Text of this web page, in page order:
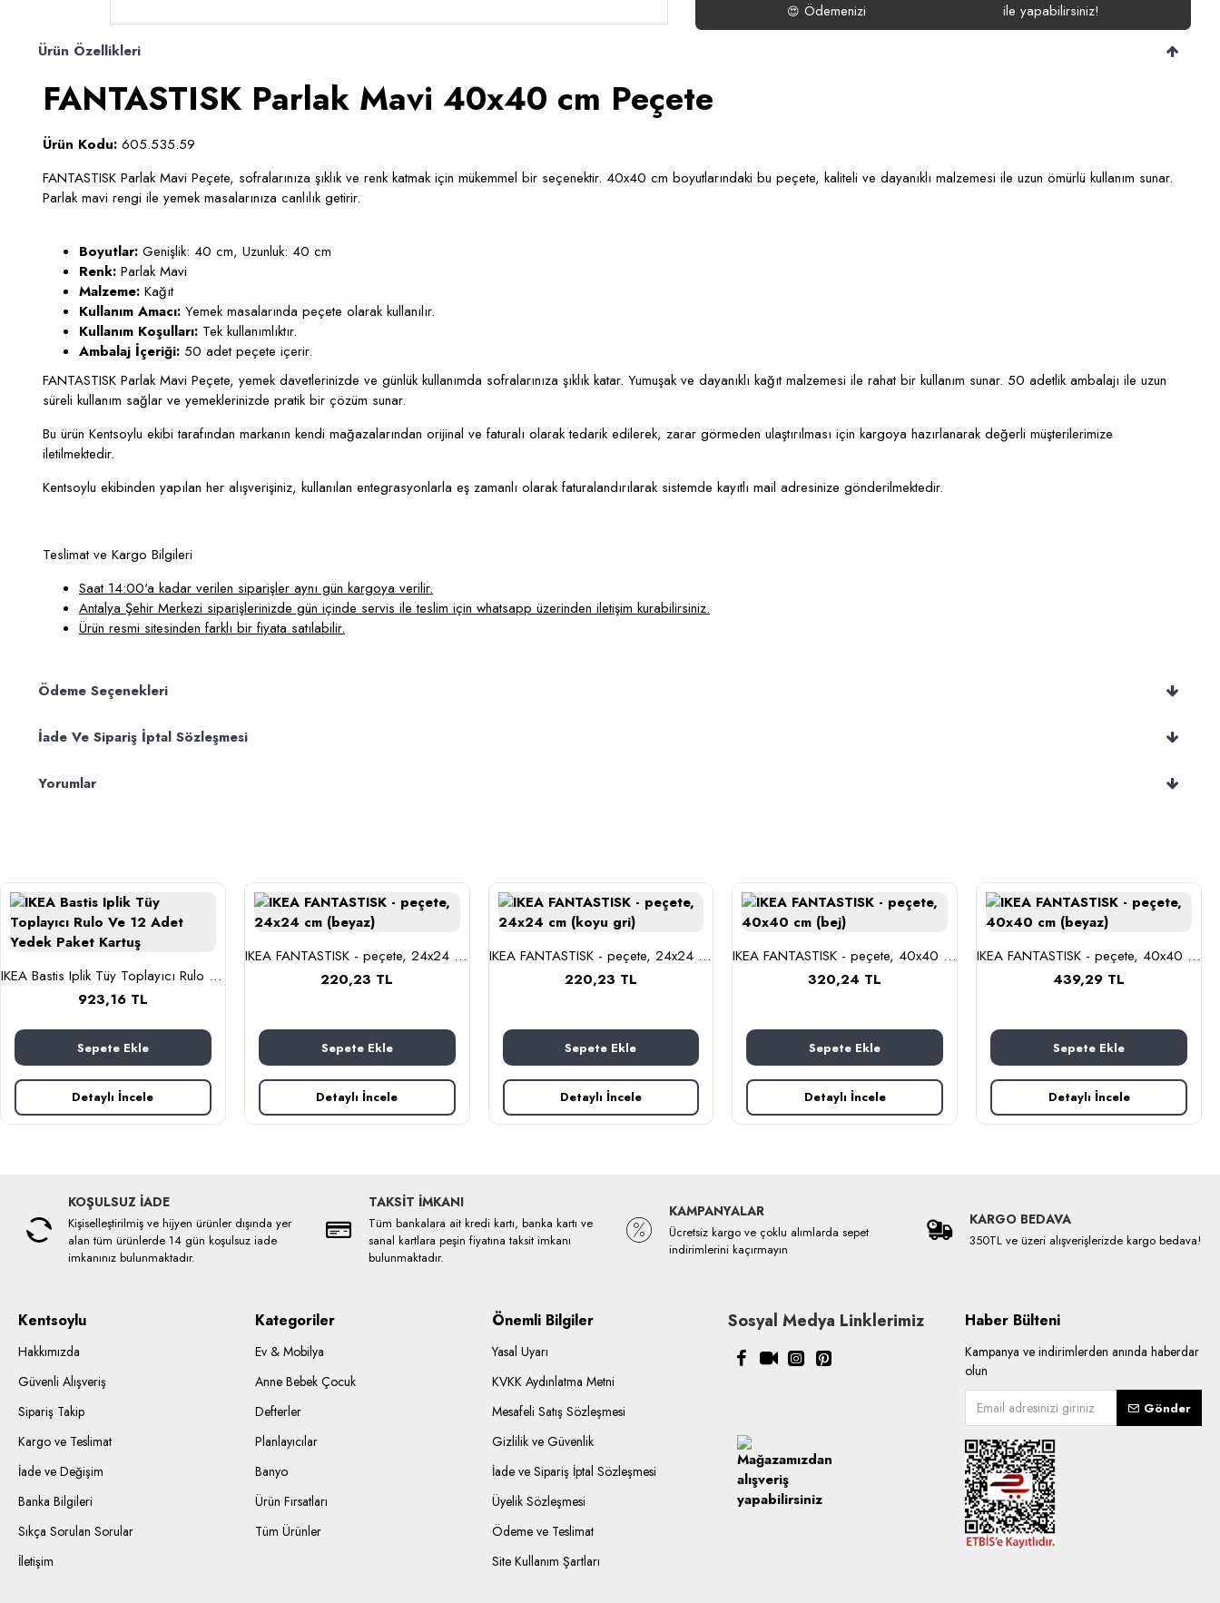
😍 Ödemenizi
ile yapabilirsiniz!
Ürün Özellikleri
FANTASTISK Parlak Mavi 40x40 cm Peçete
Ürün Kodu: 605.535.59
FANTASTISK Parlak Mavi Peçete, sofralarınıza şıklık ve renk katmak için mükemmel bir seçenektir. 40x40 cm boyutlarındaki bu peçete, kaliteli ve dayanıklı malzemesi ile uzun ömürlü kullanım sunar.
Parlak mavi rengi ile yemek masalarınıza canlılık getirir.
Boyutlar: Genişlik: 40 cm, Uzunluk: 40 cm
Renk: Parlak Mavi
Malzeme: Kağıt
Kullanım Amacı: Yemek masalarında peçete olarak kullanılır.
Kullanım Koşulları: Tek kullanımlıktır.
Ambalaj İçeriği: 50 adet peçete içerir.
FANTASTISK Parlak Mavi Peçete, yemek davetlerinizde ve günlük kullanımda sofralarınıza şıklık katar. Yumuşak ve dayanıklı kağıt malzemesi ile rahat bir kullanım sunar. 50 adetlik ambalajı ile uzun
süreli kullanım sağlar ve yemeklerinizde pratik bir çözüm sunar.
Bu ürün Kentsoylu ekibi tarafından markanın kendi mağazalarından orijinal ve faturalı olarak tedarik edilerek, zarar görmeden ulaştırılması için kargoya hazırlanarak değerli müşterilerimize
iletilmektedir.
Kentsoylu ekibinden yapılan her alışverişiniz, kullanılan entegrasyonlarla eş zamanlı olarak faturalandırılarak sistemde kayıtlı mail adresinize gönderilmektedir.
Teslimat ve Kargo Bilgileri
Saat 14:00'a kadar verilen siparişler aynı gün kargoya verilir.
Antalya Şehir Merkezi siparişlerinizde gün içinde servis ile teslim için whatsapp üzerinden iletişim kurabilirsiniz.
Ürün resmi sitesinden farklı bir fiyata satılabilir.
Ödeme Seçenekleri
İade Ve Sipariş İptal Sözleşmesi
Yorumlar
IKEA Bastis Iplik Tüy Toplayıcı Rulo Ve 12 Adet Yedek Paket Kartuş
923,16 TL
Sepete Ekle
Detaylı İncele
IKEA FANTASTISK - peçete, 24x24 cm (beyaz)
220,23 TL
Sepete Ekle
Detaylı İncele
IKEA FANTASTISK - peçete, 24x24 cm (koyu gri)
220,23 TL
Sepete Ekle
Detaylı İncele
IKEA FANTASTISK - peçete, 40x40 cm (bej)
320,24 TL
Sepete Ekle
Detaylı İncele
IKEA FANTASTISK - peçete, 40x40 cm (beyaz)
439,29 TL
Sepete Ekle
Detaylı İncele
KOŞULSUZ İADE
Kişiselleştirilmiş ve hijyen ürünler dışında yer
alan tüm ürünlerde 14 gün koşulsuz iade
imkanınız bulunmaktadır.
TAKSİT İMKANI
Tüm bankalara ait kredi kartı, banka kartı ve
sanal kartlara peşin fiyatına taksit imkanı
bulunmaktadır.
KAMPANYALAR
Ücretsiz kargo ve çoklu alımlarda sepet
indirimlerini kaçırmayın
KARGO BEDAVA
350TL ve üzeri alışverişlerizde kargo bedava!
Kentsoylu
Hakkımızda
Güvenli Alışveriş
Sipariş Takip
Kargo ve Teslimat
İade ve Değişim
Banka Bilgileri
Sıkça Sorulan Sorular
İletişim
Kategoriler
Ev & Mobilya
Anne Bebek Çocuk
Defterler
Planlayıcılar
Banyo
Ürün Fırsatları
Tüm Ürünler
Önemli Bilgiler
Yasal Uyarı
KVKK Aydınlatma Metni
Mesafeli Satış Sözleşmesi
Gizlilik ve Güvenlik
İade ve Sipariş İptal Sözleşmesi
Üyelik Sözleşmesi
Ödeme ve Teslimat
Site Kullanım Şartları
Sosyal Medya Linklerimiz Haber Bülteni
Kampanya ve indirimlerden anında haberdar
olun
Gönder